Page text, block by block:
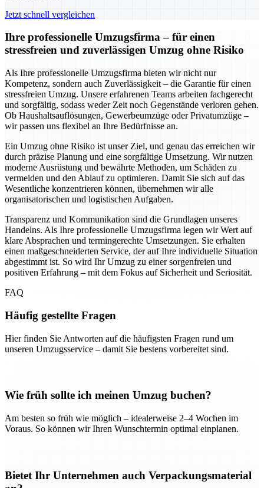
Jetzt schnell vergleichen
Ihre professionelle Umzugsfirma – für einen
stressfreien und zuverlässigen Umzug ohne Risiko
Als Ihre professionelle Umzugsfirma bieten wir nicht nur
Kompetenz, sondern auch Zuverlässigkeit – die Garantie für einen
stressfreien Umzug. Unsere erfahrenen Teams arbeiten fachgerecht
und sorgfältig, sodass weder Zeit noch Gegenstände verloren gehen.
Ob Haushaltsauflösungen, Gewerbeumzüge oder Privatumzüge –
wir passen uns flexibel an Ihre Bedürfnisse an.
Ein Umzug ohne Risiko ist unser Ziel, und genau das erreichen wir
durch präzise Planung und eine sorgfältige Umsetzung. Wir nutzen
moderne Ausrüstung und bewährte Methoden, um Schäden zu
vermeiden und den Ablauf zu optimieren. Damit Sie sich auf das
Wesentliche konzentrieren können, übernehmen wir alle
organisatorischen und logistischen Aufgaben.
Transparenz und Kommunikation sind die Grundlagen unseres
Handelns. Als Ihre professionelle Umzugsfirma legen wir Wert auf
klare Absprachen und termingerechte Umsetzungen. Sie erhalten
einen maßgeschneiderten Service, der auf Ihre individuelle Situation
abgestimmt ist. So wird Ihr Umzug zu einer sorgenfreien und
positiven Erfahrung – mit dem Fokus auf Sicherheit und Seriosität.
FAQ
Häufig gestellte Fragen
Hier finden Sie Antworten auf die häufigsten Fragen rund um
unseren Umzugsservice – damit Sie bestens vorbereitet sind.
Wie früh sollte ich meinen Umzug buchen?
Am besten so früh wie möglich – idealerweise 2–4 Wochen im
Voraus. So können wir Ihren Wunschtermin optimal einplanen.
Bietet Ihr Unternehmen auch Verpackungsmaterial